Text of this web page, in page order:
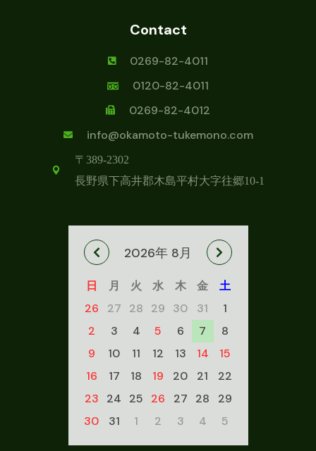
Contact
0269-82-4011
0120-82-4011
0269-82-4012
info@okamoto-tukemono.com
〒389-2302
長野県下高井郡木島平村大字往郷10-1
2026年 8月
日 月 火 水 木 金
土
26
27 28 29 30 31
1
2
3 4 5 6 7
8
9
10 11 12 13 14
15
16
17 18 19 20 21
22
23
24 25 26 27 28
29
30
31 1 2 3 4 5